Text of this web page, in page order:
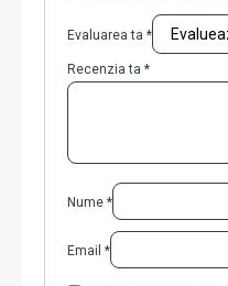
Evaluarea ta *
Recenzia ta *
Nume *
Email *